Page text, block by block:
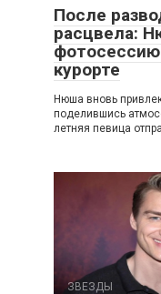
После
расцвела:
курорте
Нюша вновь
поделившись
летняя певица
ЗВЕЗДЫ